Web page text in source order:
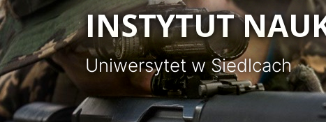
Panel zarządzania plikami cookies
INSTYTUT
Uniwersytet w Siedlcach